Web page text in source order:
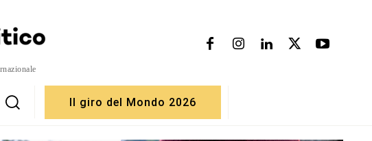
Il giro del Mondo 2026